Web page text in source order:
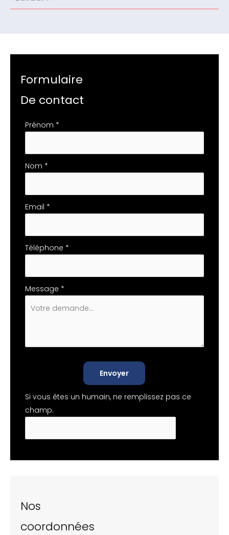
Formulaire
De contact
Formulaire
avec
téléphone
Prénom *
Nom *
Email *
Téléphone *
Message *
Envoyer
Si vous êtes un humain, ne remplissez pas ce
champ.
Nos
coordonnées